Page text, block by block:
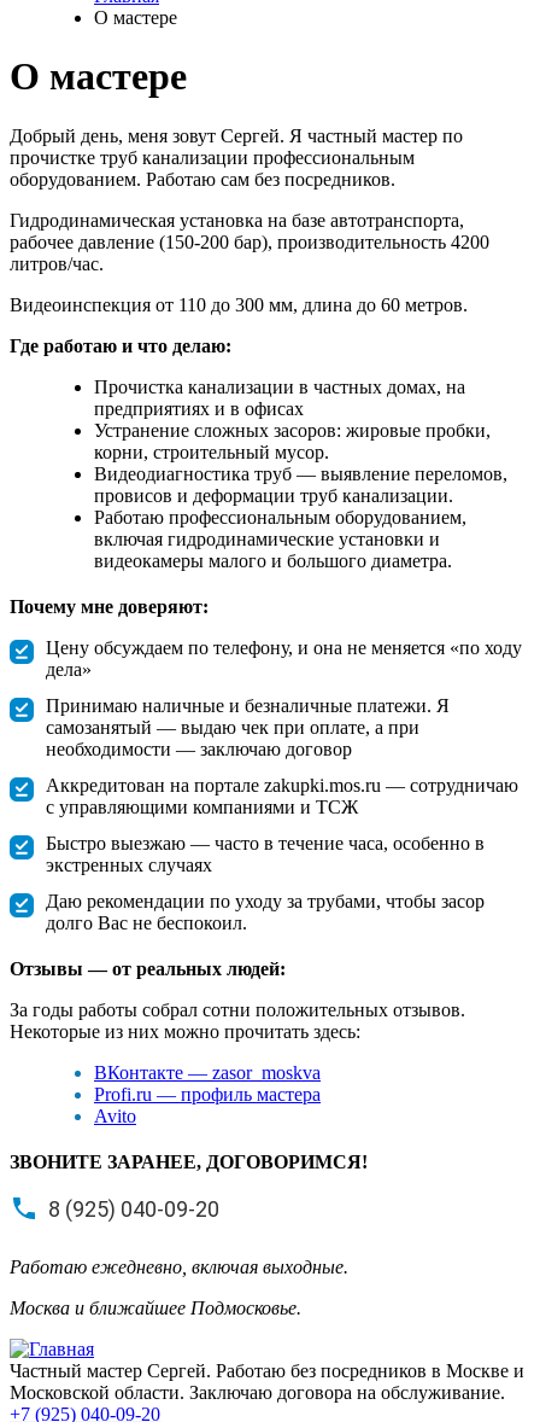
О мастере
О мастере
Добрый день, меня зовут Сергей. Я частный мастер по
прочистке труб канализации профессиональным
оборудованием. Работаю сам без посредников.
Гидродинамическая установка на базе автотранспорта,
рабочее давление (150-200 бар), производительность 4200
литров/час.
Видеоинспекция от 110 до 300 мм, длина до 60 метров.
Где работаю и что делаю:
Прочистка канализации в частных домах, на
предприятиях и в офисах
Устранение сложных засоров: жировые пробки,
корни, строительный мусор.
Видеодиагностика труб — выявление переломов,
провисов и деформации труб канализации.
Работаю профессиональным оборудованием,
включая гидродинамические установки и
видеокамеры малого и большого диаметра.
Почему мне доверяют:
Цену обсуждаем по телефону, и она не меняется «по ходу
дела»
Принимаю наличные и безналичные платежи. Я
самозанятый — выдаю чек при оплате, а при
необходимости — заключаю договор
Аккредитован на портале zakupki.mos.ru — сотрудничаю
с управляющими компаниями и ТСЖ
Быстро выезжаю — часто в течение часа, особенно в
экстренных случаях
Даю рекомендации по уходу за трубами, чтобы засор
долго Вас не беспокоил.
Отзывы — от реальных людей:
За годы работы собрал сотни положительных отзывов.
Некоторые из них можно прочитать здесь:
ВКонтакте — zasor_moskva
Profi.ru — профиль мастера
Avito
ЗВОНИТЕ ЗАРАНЕЕ, ДОГОВОРИМСЯ!
8 (925) 040-09-20
Работаю ежедневно, включая выходные.
Москва и ближайшее Подмосковье.
Частный мастер Сергей. Работаю без посредников в Москве и
Московской области. Заключаю договора на обслуживание.
+7 (925) 040-09-20